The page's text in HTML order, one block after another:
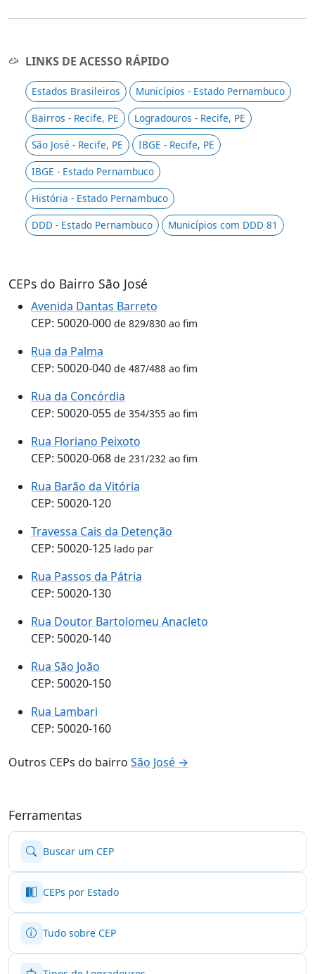
LINKS DE ACESSO RÁPIDO
Estados Brasileiros
Municípios - Estado Pernambuco
Bairros - Recife, PE
Logradouros - Recife, PE
São José - Recife, PE
IBGE - Recife, PE
IBGE - Estado Pernambuco
História - Estado Pernambuco
DDD - Estado Pernambuco
Municípios com DDD 81
CEPs do Bairro São José
Avenida Dantas Barreto
CEP: 50020-000 de 829/830 ao fim
Rua da Palma
CEP: 50020-040 de 487/488 ao fim
Rua da Concórdia
CEP: 50020-055 de 354/355 ao fim
Rua Floriano Peixoto
CEP: 50020-068 de 231/232 ao fim
Rua Barão da Vitória
CEP: 50020-120
Travessa Cais da Detenção
CEP: 50020-125 lado par
Rua Passos da Pátria
CEP: 50020-130
Rua Doutor Bartolomeu Anacleto
CEP: 50020-140
Rua São João
CEP: 50020-150
Rua Lambari
CEP: 50020-160
Outros CEPs do bairro São José →
Ferramentas
Buscar um CEP
CEPs por Estado
Tudo sobre CEP